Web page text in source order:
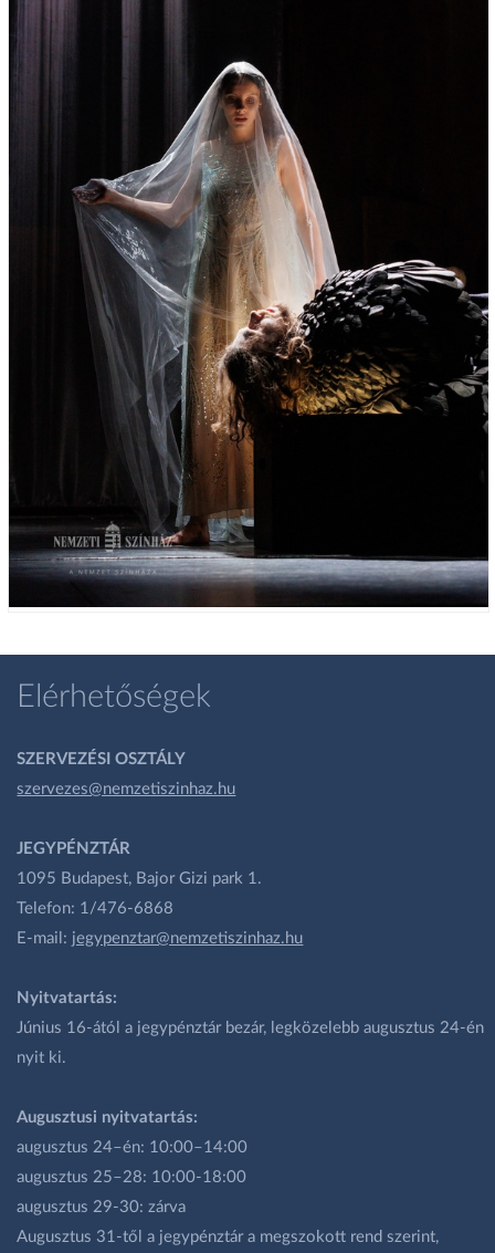
Elérhetőségek
SZERVEZÉSI OSZTÁLY
szervezes@nemzetiszinhaz.hu
JEGYPÉNZTÁR
1095 Budapest, Bajor Gizi park 1.
Telefon: 1/476-6868
E-mail: jegypenztar@nemzetiszinhaz.hu
Nyitvatartás:
Június 16-ától a jegypénztár bezár, legközelebb augusztus 24-én
nyit ki.
Augusztusi nyitvatartás:
augusztus 24–én: 10:00–14:00
augusztus 25–28: 10:00-18:00
augusztus 29-30: zárva
Augusztus 31-től a jegypénztár a megszokott rend szerint,